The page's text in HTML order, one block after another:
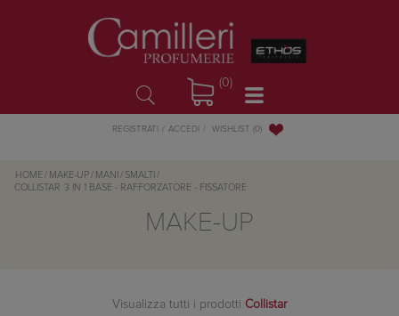
(0)
REGISTRATI ACCEDI WISHLIST (0)
HOME / MAKE-UP / MANI / SMALTI /
COLLISTAR 3 IN 1 BASE - RAFFORZATORE - FISSATORE
MAKE-UP
Visualizza tutti i prodotti Collistar